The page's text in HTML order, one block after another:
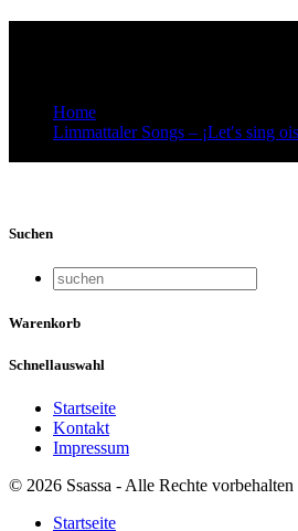
Home
Limmattaler Songs – ¡Let′s sing
Suchen
Warenkorb
Schnellauswahl
Startseite
Kontakt
Impressum
© 2026 Ssassa - Alle Rechte vorbehalten
Startseite